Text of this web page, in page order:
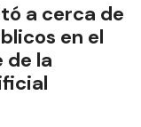
a cerca de
en el
de la